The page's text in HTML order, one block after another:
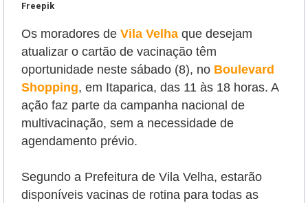
Freepik
Os moradores de Vila Velha que desejam
atualizar o cartão de vacinação têm
oportunidade neste sábado (8), no Boulevard
Shopping, em Itaparica, das 11 às 18 horas. A
ação faz parte da campanha nacional de
multivacinação, sem a necessidade de
agendamento prévio.
Segundo a Prefeitura de Vila Velha, estarão
disponíveis vacinas de rotina para todas as